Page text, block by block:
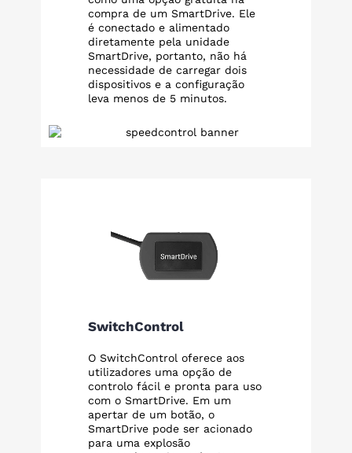
compra de um SmartDrive. Ele
é conectado e alimentado
diretamente pela unidade
SmartDrive, portanto, não há
necessidade de carregar dois
dispositivos e a configuração
leva menos de 5 minutos.
SwitchControl
O SwitchControl oferece aos
utilizadores uma opção de
controlo fácil e pronta para uso
com o SmartDrive. Em um
apertar de um botão, o
SmartDrive pode ser acionado
para uma explosão